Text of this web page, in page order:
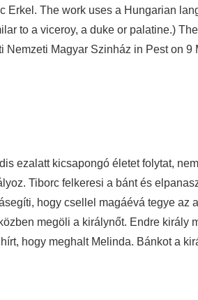
Erkel. The work uses a Hungarian
to a viceroy, a duke or palatine.)
Nemzeti Magyar Szinház in Pest on 9
ezalatt kicsapongó életet folytat,
Tiborc felkeresi a bánt és
hogy csellel magáévá tegye
megöli a királynőt. Endre
hogy meghalt Melinda. Bánkot a